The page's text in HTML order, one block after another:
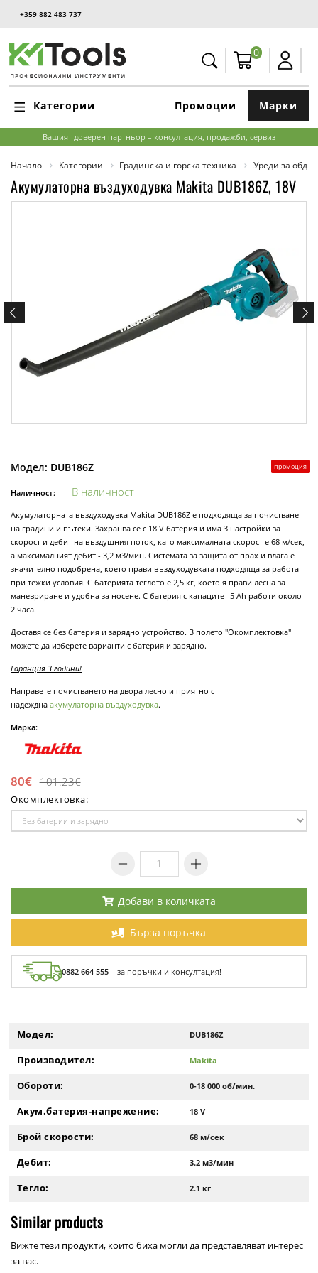
+359 882 483 737
0
Категории Марки
Промоции
Вашият доверен партньор – консултация, продажби, сервиз
Начало Категории Градинска и горска техника Уреди за
Акумулаторна въздуходувка Makita DUB186Z, 18V
промоция
Модел: DUB186Z
Наличност: В наличност
Акумулаторната въздуходувка Makita DUB186Z е подходяща за почистване
на градини и пътеки. Захранва се с 18 V батерия и има 3 настройки за
скорост и дебит на въздушния поток, като максималната скорост е 68 м/сек,
а максималният дебит - 3,2 м3/мин. Системата за защита от прах и влага е
значително подобрена, което прави въздуходувката подходяща за работа
при тежки условия. С батерията теглото е 2,5 кг, което я прави лесна за
маневриране и удобна за носене. С батерия с капацитет 5 Ah работи около
2 часа.
Доставя се без батерия и зарядно устройство. В полето "Окомплектовка"
можете да изберете варианти с батерия и зарядно.
Гаранция 3 години!
Направете почистването на двора лесно и приятно с
надеждна акумулаторна въздуходувка.
Марка:
80€ 101.23€
Окомплектовка:
Добави в количката
Бърза поръчка
0882 664 555 – за поръчки и консултация!
Модел: DUB186Z
Производител: Makita
Обороти: 0-18 000 об/мин.
Акум.батерия-напрежение: 18 V
Брой скорости: 68 м/сек
Дебит: 3.2 м3/мин
Тегло: 2.1 кг
Similar products
Вижте тези продукти, които биха могли да представляват интерес
за вас.